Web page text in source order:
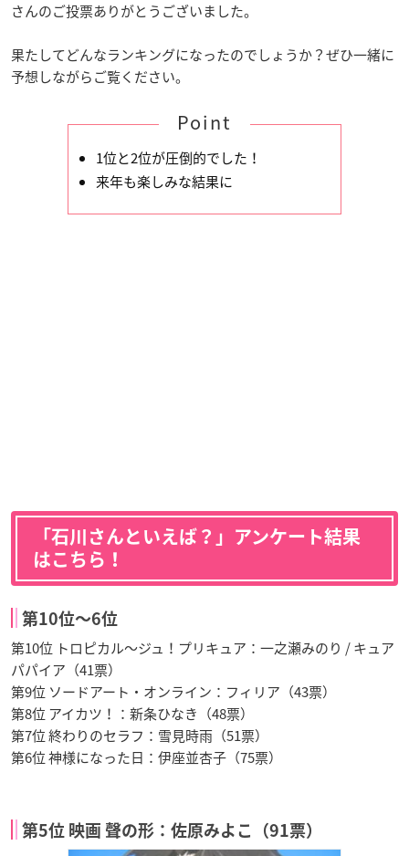
さんのご投票ありがとうございました。
果たしてどんなランキングになったのでしょうか？ぜひ一緒に
予想しながらご覧ください。
Point
1位と2位が圧倒的でした！
来年も楽しみな結果に
「石川さんといえば？」アンケート結果
はこちら！
第10位〜6位
第10位 トロピカル〜ジュ！プリキュア：一之瀬みのり / キュア
パパイア（41票）
第9位 ソードアート・オンライン：フィリア（43票）
第8位 アイカツ！：新条ひなき（48票）
第7位 終わりのセラフ：雪見時雨（51票）
第6位 神様になった日：伊座並杏子（75票）
第5位 映画 聲の形：佐原みよこ（91票）